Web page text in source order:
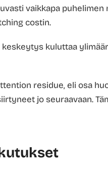
vaikkapa
costin.
kuluttaa
residue, eli osa
jo seuraavaan.